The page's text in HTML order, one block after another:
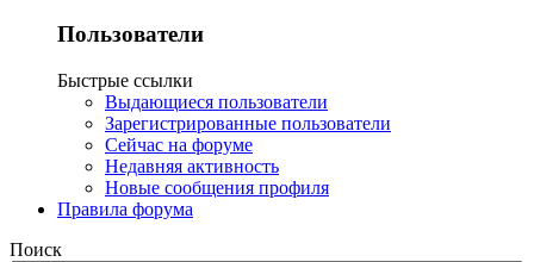
Пользователи
Быстрые ссылки
Выдающиеся пользователи
Зарегистрированные пользователи
Сейчас на форуме
Недавняя активность
Новые сообщения профиля
Правила форума
Поиск